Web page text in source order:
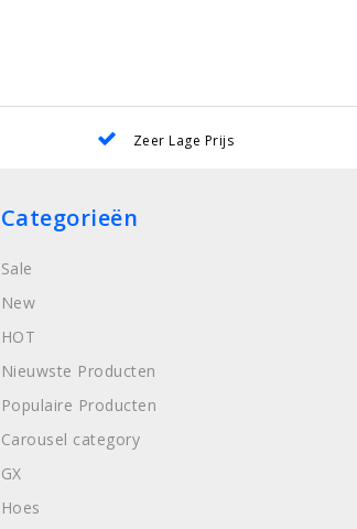
Zeer Lage Prijs
Categorieën
Sale
New
HOT
Nieuwste Producten
Populaire Producten
Carousel category
GX
Hoes